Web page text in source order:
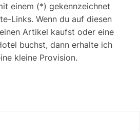
einem (*) gekennzeichnet
Links. Wenn du auf diesen
Artikel kaufst oder eine
buchst, dann erhalte ich
kleine Provision.